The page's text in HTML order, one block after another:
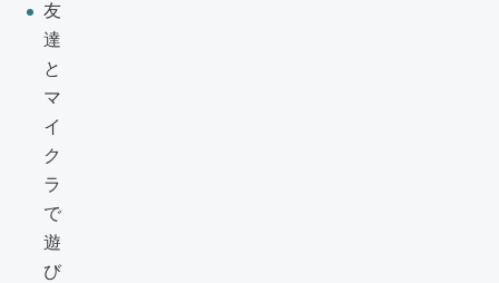
友
達
と
マ
イ
ク
ラ
で
遊
び